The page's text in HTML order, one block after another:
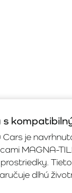
je
MAGNA-
dlhú